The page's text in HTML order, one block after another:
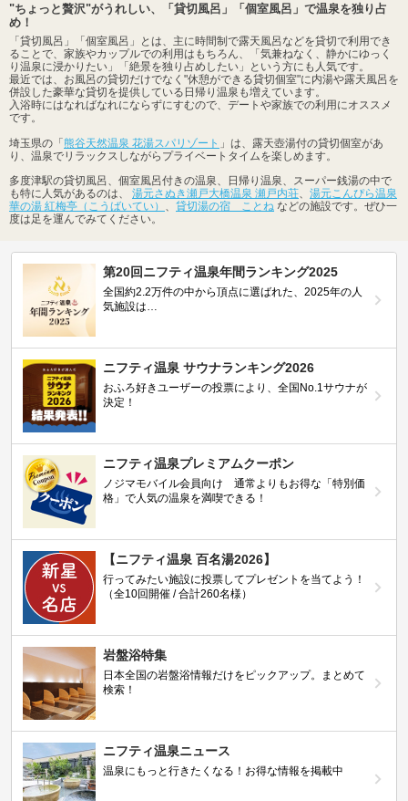
"ちょっと贅沢"がうれしい、「貸切風呂」「個室風呂」で温泉を独り占
め！
「貸切風呂」「個室風呂」とは、主に時間制で露天風呂などを貸切で利用でき
ることで、家族やカップルでの利用はもちろん、「気兼ねなく、静かにゆっく
り温泉に浸かりたい」「絶景を独り占めしたい」という方にも人気です。
最近では、お風呂の貸切だけでなく"休憩ができる貸切個室"に内湯や露天風呂を
併設した豪華な貸切を提供している日帰り温泉も増えています。
入浴時にはなればなれにならずにすむので、デートや家族での利用にオススメ
です。
埼玉県の「熊谷天然温泉 花湯スパリゾート 」は、露天壺湯付の貸切個室があ
り、温泉でリラックスしながらプライベートタイムを楽しめます。
多度津駅の貸切風呂、個室風呂付きの温泉、日帰り温泉、スーパー銭湯の中で
も特に人気があるのは、 湯元さぬき瀬戸大橋温泉 瀬戸内荘、 湯元こんぴら温泉
華の湯 紅梅亭（こうばいてい） 、 貸切湯の宿 ことね などの施設です。ぜひ一
度は足を運んでみてください。
第20回ニフティ温泉年間ランキング2025
全国約2.2万件の中から頂点に選ばれた、2025年の人
気施設は…
ニフティ温泉 サウナランキング2026
おふろ好きユーザーの投票により、全国No.1サウナが
決定！
ニフティ温泉プレミアムクーポン
ノジマモバイル会員向け 通常よりもお得な「特別価
格」で人気の温泉を満喫できる！
【ニフティ温泉 百名湯2026】
行ってみたい施設に投票してプレゼントを当てよう！
（全10回開催 / 合計260名様）
岩盤浴特集
日本全国の岩盤浴情報だけをピックアップ。まとめて
検索！
ニフティ温泉ニュース
温泉にもっと行きたくなる！お得な情報を掲載中